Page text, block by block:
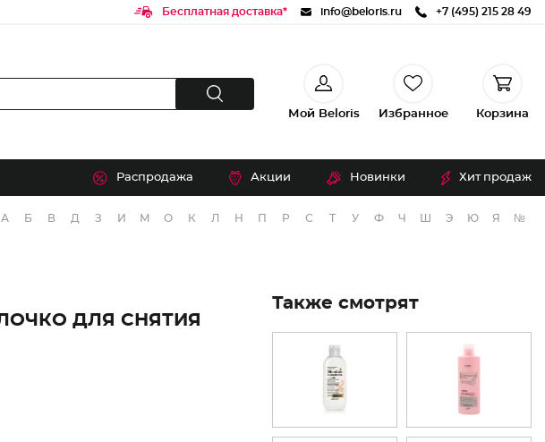
Бесплатная доставка* info@beloris.ru +7 (495) 215 28 49
Мой Beloris Избранное Корзина
Распродажа Акции Новинки Хит продаж
А Б В Д З И М О К Л Н П Р С Т У Ф Ч Э Ю Я №
ДЛЯ СНЯТИЯ
Также смотрят